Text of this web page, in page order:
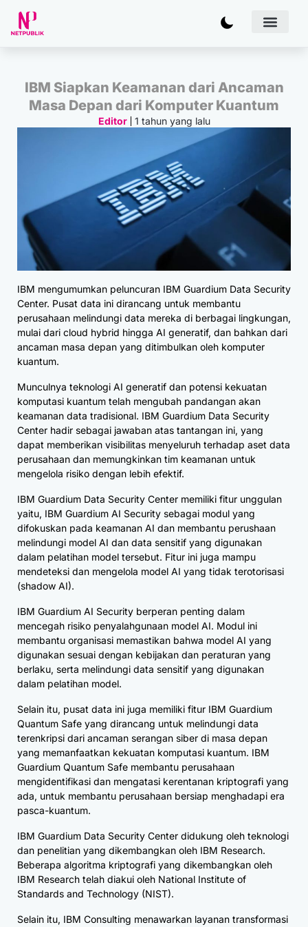
IBM Siapkan Keamanan dari Ancaman
Masa Depan dari Komputer Kuantum
Editor 1 tahun yang lalu
IBM mengumumkan peluncuran IBM Guardium Data Security
Center. Pusat data ini dirancang untuk membantu
perusahaan melindungi data mereka di berbagai lingkungan,
mulai dari cloud hybrid hingga AI generatif, dan bahkan dari
ancaman masa depan yang ditimbulkan oleh komputer
kuantum.
Munculnya teknologi AI generatif dan potensi kekuatan
komputasi kuantum telah mengubah pandangan akan
keamanan data tradisional. IBM Guardium Data Security
Center hadir sebagai jawaban atas tantangan ini, yang
dapat memberikan visibilitas menyeluruh terhadap aset data
perusahaan dan memungkinkan tim keamanan untuk
mengelola risiko dengan lebih efektif.
IBM Guardium Data Security Center memiliki fitur unggulan
yaitu, IBM Guardium AI Security sebagai modul yang
difokuskan pada keamanan AI dan membantu perushaan
melindungi model AI dan data sensitif yang digunakan
dalam pelatihan model tersebut. Fitur ini juga mampu
mendeteksi dan mengelola model AI yang tidak terotorisasi
(shadow AI).
IBM Guardium AI Security berperan penting dalam
mencegah risiko penyalahgunaan model AI. Modul ini
membantu organisasi memastikan bahwa model AI yang
digunakan sesuai dengan kebijakan dan peraturan yang
berlaku, serta melindungi data sensitif yang digunakan
dalam pelatihan model.
Selain itu, pusat data ini juga memiliki fitur IBM Guardium
Quantum Safe yang dirancang untuk melindungi data
terenkripsi dari ancaman serangan siber di masa depan
yang memanfaatkan kekuatan komputasi kuantum. IBM
Guardium Quantum Safe membantu perusahaan
mengidentifikasi dan mengatasi kerentanan kriptografi yang
ada, untuk membantu perusahaan bersiap menghadapi era
pasca-kuantum.
IBM Guardium Data Security Center didukung oleh teknologi
dan penelitian yang dikembangkan oleh IBM Research.
Beberapa algoritma kriptografi yang dikembangkan oleh
IBM Research telah diakui oleh National Institute of
Standards and Technology (NIST).
Selain itu, IBM Consulting menawarkan layanan transformasi